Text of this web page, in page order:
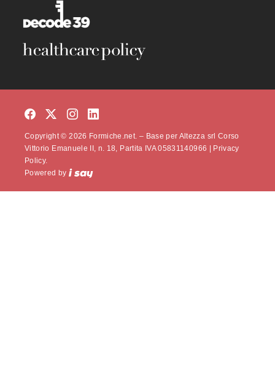
Copyright © 2026 Formiche.net. – Base per Altezza srl Corso
Vittorio Emanuele II, n. 18, Partita IVA 05831140966 |
Privacy
Policy.
Powered by